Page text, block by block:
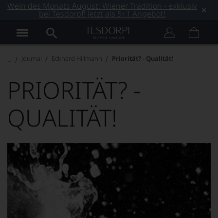
Wein des Monats August: Wiener Tradition - exklusiv
bei Tesdorpf! Jetzt als 5+1 Angebot!
Journal Eckhard Hillmann Priorität? - Qualität!
PRIORITÄT? -
QUALITÄT!